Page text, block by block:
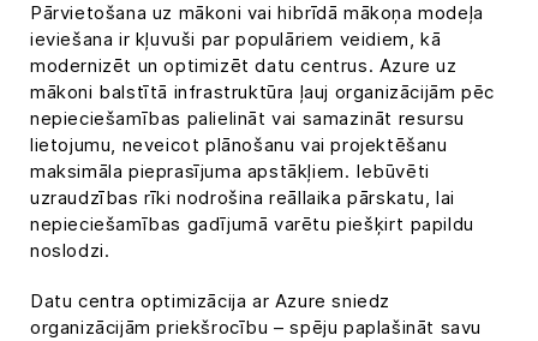
Pārvietošana uz mākoni vai hibrīdā mākoņa modeļa
ieviešana ir kļuvuši par populāriem veidiem, kā
modernizēt un optimizēt datu centrus. Azure uz
mākoni balstītā infrastruktūra ļauj organizācijām pēc
nepieciešamības palielināt vai samazināt resursu
lietojumu, neveicot plānošanu vai projektēšanu
maksimāla pieprasījuma apstākļiem. Iebūvēti
uzraudzības rīki nodrošina reāllaika pārskatu, lai
nepieciešamības gadījumā varētu piešķirt papildu
noslodzi.
Datu centra optimizācija ar Azure sniedz
organizācijām priekšrocību – spēju paplašināt savu